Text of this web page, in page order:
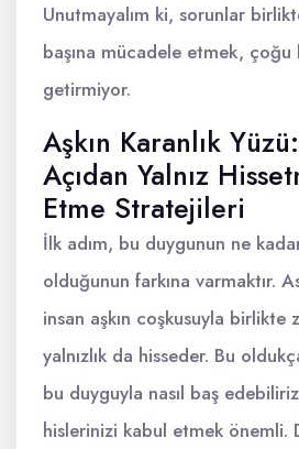
Unutmayalım ki, sorunlar
başına mücadele etmek, çoğu
getirmiyor.
Aşkın Karanlık
Açıdan Yalnız
Etme Stratejileri
İlk adım, bu duygunun ne
olduğunun farkına varmaktır.
insan aşkın coşkusuyla birlikte
yalnızlık da hisseder. Bu
bu duyguyla nasıl baş
hislerinizi kabul etmek önemli.